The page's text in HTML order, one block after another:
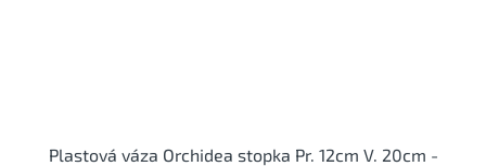
Plastová váza Orchidea stopka Pr. 12cm V. 20cm -